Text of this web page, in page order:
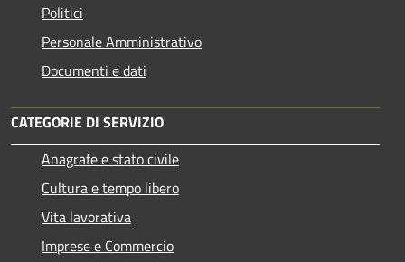
Politici
Personale Amministrativo
Documenti e dati
CATEGORIE DI SERVIZIO
Anagrafe e stato civile
Cultura e tempo libero
Vita lavorativa
Imprese e Commercio